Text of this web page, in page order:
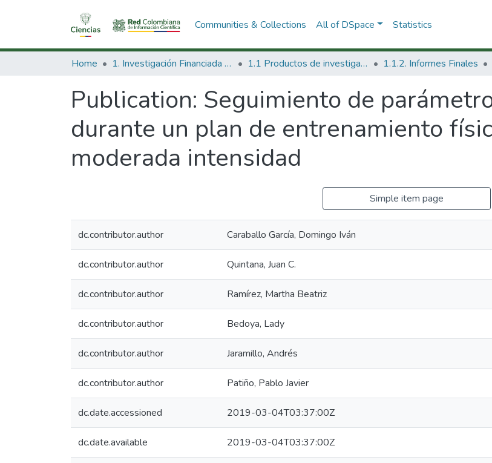
Communities & Collections All of DSpace Statistics
Home 1. Investigación Financiada con Recursos Públicos 1.1 Productos de investigación 1.1.2. Informes Finales
Publication: Seguimiento de
durante un plan de entrenamiento
moderada intensidad
Simple item page
dc.contributor.author Caraballo García, Domingo Iván
dc.contributor.author Quintana, Juan C.
dc.contributor.author Ramírez, Martha Beatriz
dc.contributor.author Bedoya, Lady
dc.contributor.author Jaramillo, Andrés
dc.contributor.author Patiño, Pablo Javier
dc.date.accessioned 2019-03-04T03:37:00Z
dc.date.available 2019-03-04T03:37:00Z